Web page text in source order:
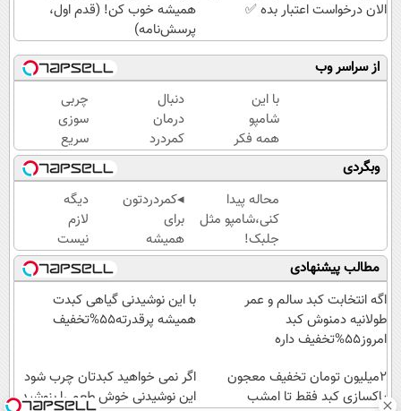
الان درخواست اعتبار بده ✅
همیشه خوب کن! (قدم اول،
پرسش‌نامه)
از سراسر وب
با این
شامپو
همه فکر
میکنن
انگار مو
کاشتی!!!!!
دنبال
درمان
کمردرد
نگرد❗
راهکارش
رو پیدا
کردیم
چربی
سوزی
سریع
با پودر
لاغری
گیاهی
وبگردی
محاله پیدا
کنی،شامپو مثل
جلبک!
ضدریزش+رویش
مجدد40%تخفیف
◂کمردردتون
برای
همیشه
خوب شد؟
◂بله!
(پرسش‌نامه
رو حتما پر
دیگه
لازم
نیست
نگران
ریزش
موهات
باشی
و
رویش
مطالب پیشنهادی
اگه انتخابت کبد سالم و عمر
طولانیه دمنوش کبد
امروز55%تخفیف داره
با این نوشیدنی گیاهی کبدت
همیشه پرقدرته55%تخفیف
2میلیون تومان تخفیف معجون
پاکسازی کبد فقط تا امشب
اگر نمی خواهید کبدتان چرب شود
این نوشیدنی خوش طعم را بنوشید